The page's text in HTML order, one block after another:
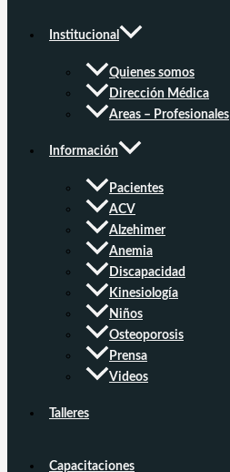
Institucional
Quienes somos
Dirección Médica
Areas – Profesionales
Información
Pacientes
ACV
Alzehimer
Anemia
Discapacidad
Kinesiología
Niños
Osteoporosis
Prensa
Videos
Talleres
Capacitaciones